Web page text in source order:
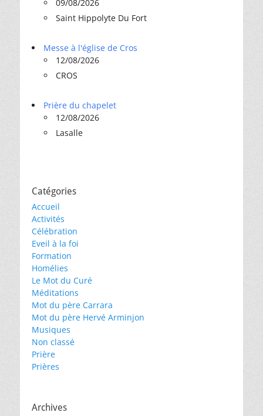
09/08/2026
Saint Hippolyte Du Fort
Messe à l'église de Cros
12/08/2026
CROS
Prière du chapelet
12/08/2026
Lasalle
Catégories
Accueil
Activités
Célébration
Eveil à la foi
Formation
Homélies
Le Mot du Curé
Méditations
Mot du père Carrara
Mot du père Hervé Arminjon
Musiques
Non classé
Prière
Prières
Archives